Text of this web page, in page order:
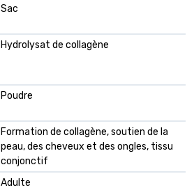
Sac
Hydrolysat de collagène
Poudre
Formation de collagène, soutien de la
peau, des cheveux et des ongles, tissu
conjonctif
Adulte